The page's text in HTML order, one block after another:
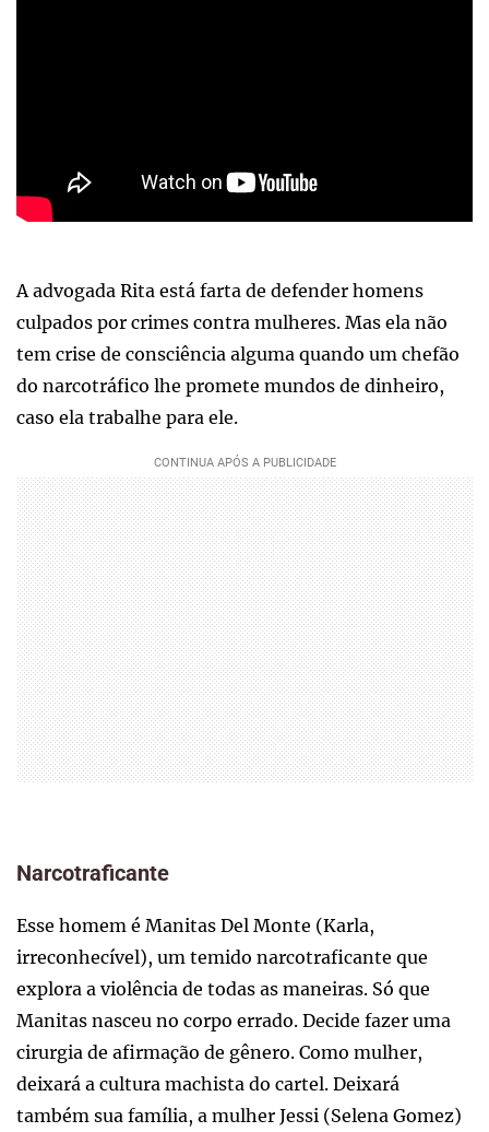
A advogada Rita está farta de defender homens
culpados por crimes contra mulheres. Mas ela não
tem crise de consciência alguma quando um chefão
do narcotráfico lhe promete mundos de dinheiro,
caso ela trabalhe para ele.
Narcotraficante
Esse homem é Manitas Del Monte (Karla,
irreconhecível), um temido narcotraficante que
explora a violência de todas as maneiras. Só que
Manitas nasceu no corpo errado. Decide fazer uma
cirurgia de afirmação de gênero. Como mulher,
deixará a cultura machista do cartel. Deixará
também sua família, a mulher Jessi (Selena Gomez)